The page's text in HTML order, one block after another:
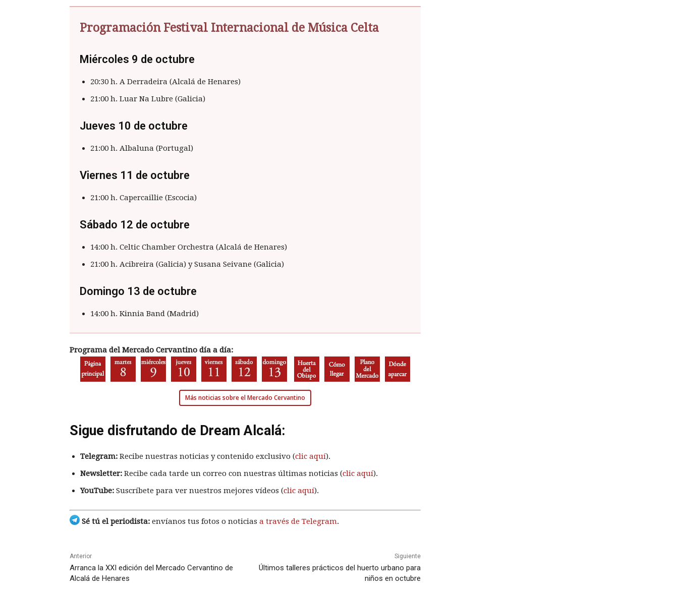
Programación Festival Internacional de Música Celta
Miércoles 9 de octubre
20:30 h. A Derradeira (Alcalá de Henares)
21:00 h. Luar Na Lubre (Galicia)
Jueves 10 de octubre
21:00 h. Albaluna (Portugal)
Viernes 11 de octubre
21:00 h. Capercaillie (Escocia)
Sábado 12 de octubre
14:00 h. Celtic Chamber Orchestra (Alcalá de Henares)
21:00 h. Acibreira (Galicia) y Susana Seivane (Galicia)
Domingo 13 de octubre
14:00 h. Kinnia Band (Madrid)
Programa del Mercado Cervantino día a día:
Más noticias sobre el Mercado Cervantino
Sigue disfrutando de Dream Alcalá:
Telegram: Recibe nuestras noticias y contenido exclusivo (clic aquí).
Newsletter: Recibe cada tarde un correo con nuestras últimas noticias (clic aquí).
YouTube: Suscríbete para ver nuestros mejores vídeos (clic aquí).
Sé tú el periodista: envíanos tus fotos o noticias a través de Telegram.
Anterior
Arranca la XXI edición del Mercado Cervantino de
Alcalá de Henares
Siguiente
Últimos talleres prácticos del huerto urbano para
niños en octubre